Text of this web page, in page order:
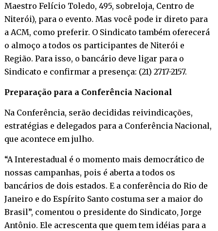
Maestro Felício Toledo, 495, sobreloja, Centro de
Niterói), para o evento. Mas você pode ir direto para
a ACM, como preferir. O Sindicato também oferecerá
o almoço a todos os participantes de Niterói e
Região. Para isso, o bancário deve ligar para o
Sindicato e confirmar a presença: (21) 2717-2157.
Preparação para a Conferência Nacional
Na Conferência, serão decididas reivindicações,
estratégias e delegados para a Conferência Nacional,
que acontece em julho.
“A Interestadual é o momento mais democrático de
nossas campanhas, pois é aberta a todos os
bancários de dois estados. E a conferência do Rio de
Janeiro e do Espírito Santo costuma ser a maior do
Brasil”, comentou o presidente do Sindicato, Jorge
Antônio. Ele acrescenta que quem tem idéias para a